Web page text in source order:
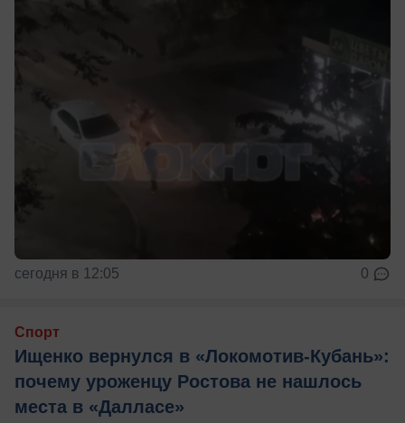
сегодня в 12:05 0
Спорт
Ищенко вернулся в «Локомотив-Кубань»:
почему уроженцу Ростова не нашлось
места в «Далласе»